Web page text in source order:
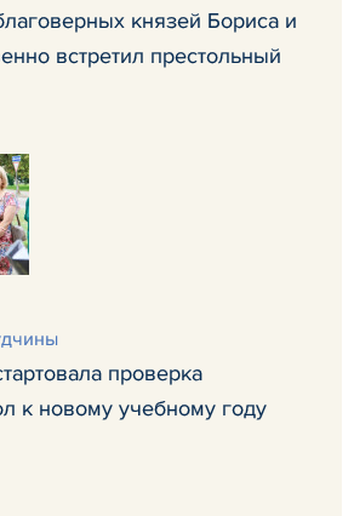
князей Бориса и
встретил престольный
проверка
к новому учебному году